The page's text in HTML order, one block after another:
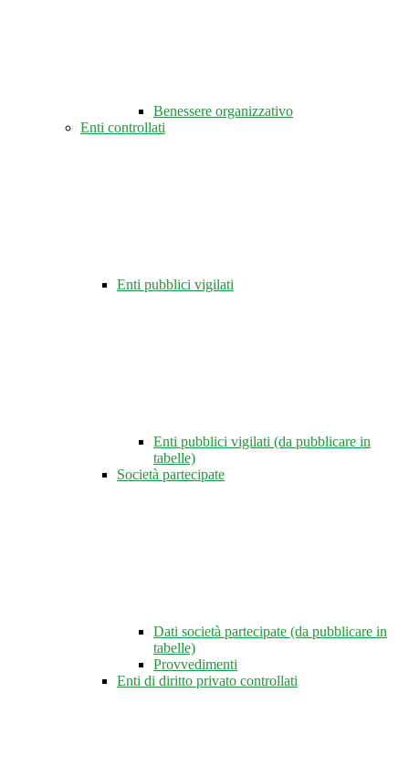
Benessere organizzativo
Enti controllati
Enti pubblici vigilati
Enti pubblici vigilati (da pubblicare in
tabelle)
Società partecipate
Dati società partecipate (da pubblicare in
tabelle)
Provvedimenti
Enti di diritto privato controllati